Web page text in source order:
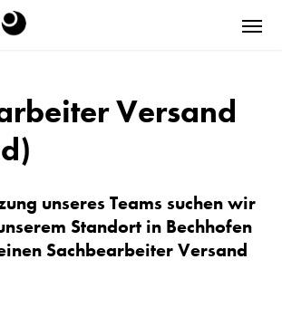
Versand
unseres Teams suchen wir
Standort in Bechhofen
Sachbearbeiter Versand